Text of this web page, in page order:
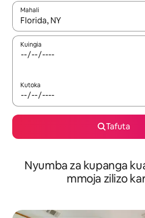
Mahali
Wakati matokeo yanapatikana,
Kuingia
Kutoka
Tafuta
Nyumba za kupanga
mmoja zilizo